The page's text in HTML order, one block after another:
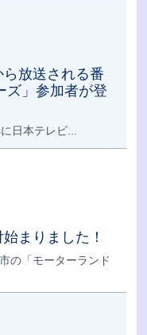
放送される番
ズ」参加者が登
日本テレビ...
まりました！
の「モーターランド